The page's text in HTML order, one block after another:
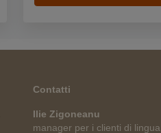
Contatti
Ilie Zigoneanu
manager per i clienti di